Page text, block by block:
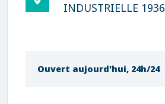
INDUSTRIELLE
Ouvert aujourd'hui, 24h/24